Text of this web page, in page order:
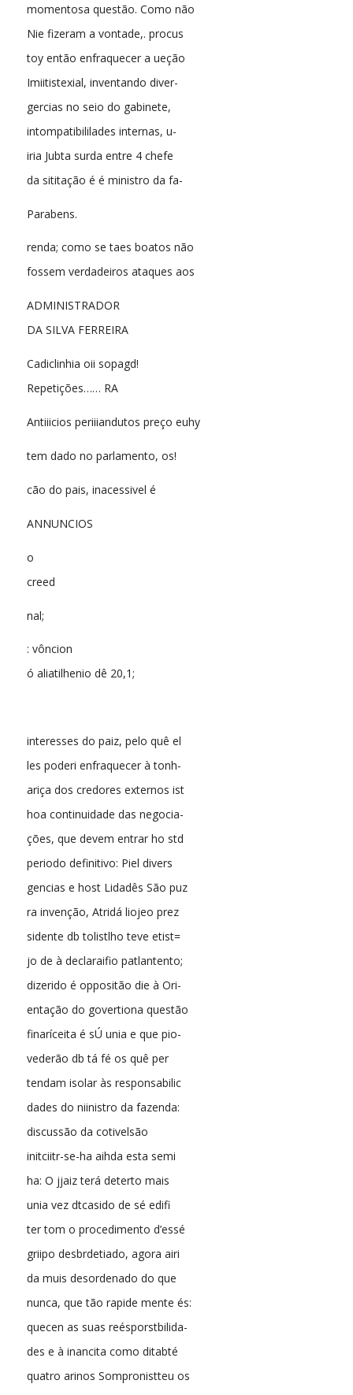
momentosa questão. Como não
Nie fizeram a vontade,. procus
toy então enfraquecer a ueção
Imiitistexial, inventando diver-
gercias no seio do gabinete,
intompatibililades internas, u-
iria Jubta surda entre 4 chefe
da sititação é é ministro da fa-
Parabens.
renda; como se taes boatos não
fossem verdadeiros ataques aos
ADMINISTRADOR
DA SILVA FERREIRA
Cadiclinhia oii sopagd!
Repetições…… RA
Antiiicios periiiandutos preço euhy
tem dado no parlamento, os!
cão do pais, inacessivel é
ANNUNCIOS
o
creed
nal;
: vôncion
ó aliatilhenio dê 20,1;
interesses do paiz, pelo quê el
les poderi enfraquecer à tonh-
ariça dos credores externos ist
hoa continuidade das negocia-
ções, que devem entrar ho std
periodo definitivo: Piel divers
gencias e host Lidadês São puz
ra invenção, Atridá liojeo prez
sidente db tolistlho teve etist=
jo de à declaraifio patlantento;
dizerido é oppositão die à Ori-
entação do govertiona questão
finaríceita é sÚ unia e que pio-
vederão db tá fé os quê per
tendam isolar às responsabilic
dades do niinistro da fazenda:
discussão da cotivelsão
initciitr-se-ha aihda esta semi
ha: O jjaiz terá deterto mais
unia vez dtcasido de sé edifi
ter tom o procedimento d’essé
griipo desbrdetiado, agora airi
da muis desordenado do que
nunca, que tão rapide mente és:
quecen as suas reésporstbilida-
des e à inancita como ditabté
quatro arinos Sompronistteu os